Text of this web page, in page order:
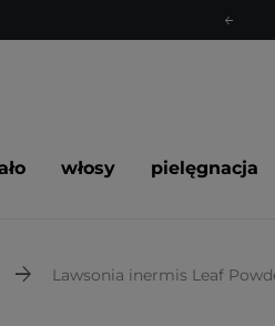
włosy pielęgnacja
Lawsonia inermis Leaf